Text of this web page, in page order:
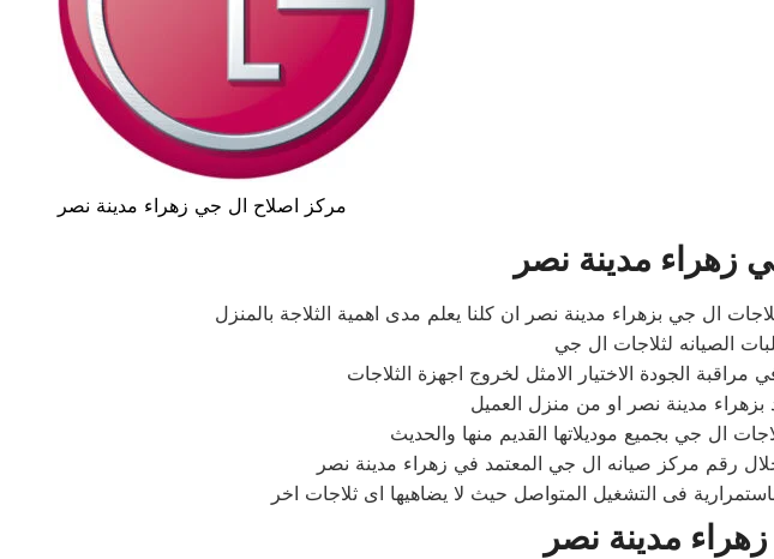
مركز اصلاح ال جي زهراء مدينة نصر
زهراء مدينة نصر
ال جي بزهراء مدينة نصر ان كلنا يعلم مدى اهمية الثلاجة بالمنزل
الجودة الاختيار الامثل لخروج اجهزة الثلاجات
مدينة نصر